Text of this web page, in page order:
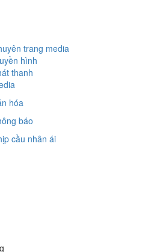
trang media
hình
thanh
hóa
báo
cầu nhân ái